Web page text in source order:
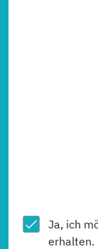
Ja, ich
erhalten.